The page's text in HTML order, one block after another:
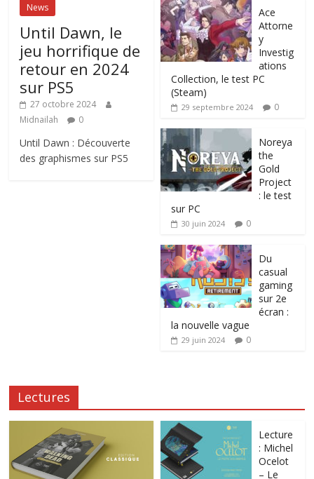
News
Until Dawn, le
jeu horrifique de
retour en 2024
sur PS5
27 octobre 2024
Midnailah
0
Until Dawn : Découverte
des graphismes sur PS5
Ace
Attorne
y
Investig
ations
Collection, le test PC
(Steam)
29 septembre 2024 0
Noreya
the
Gold
Project
: le test
sur PC
30 juin 2024 0
Du
casual
gaming
sur 2e
écran :
la nouvelle vague
29 juin 2024 0
Lectures
Lecture
: Michel
Ocelot
– Le